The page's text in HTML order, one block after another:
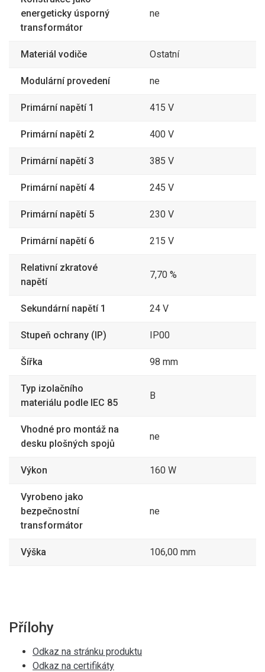
energeticky úsporný
transformátor
ne
Materiál vodiče Ostatní
Modulární provedení ne
Primární napětí 1 415 V
Primární napětí 2 400 V
Primární napětí 3 385 V
Primární napětí 4 245 V
Primární napětí 5 230 V
Primární napětí 6 215 V
Relativní zkratové
napětí
7,70 %
Sekundární napětí 1 24 V
Stupeň ochrany (IP) IP00
Šířka 98 mm
Typ izolačního
materiálu podle IEC 85
B
Vhodné pro montáž na
desku plošných spojů
ne
Výkon 160 W
Vyrobeno jako
bezpečnostní
transformátor
ne
Výška 106,00 mm
Přílohy
Odkaz na stránku produktu
Odkaz na certifikáty